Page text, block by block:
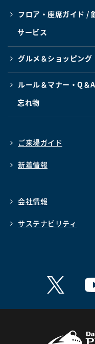
フロア・座席ガイド /
サービス
グルメ＆ショッピング
ルール＆マナー・Q＆A
忘れ物
ご来場ガイド
新着情報
会社情報
サステナビリティ